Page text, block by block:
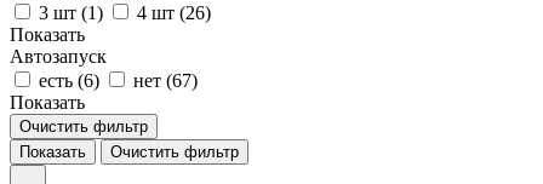
3 шт (1) 4 шт (26)
Показать
Автозапуск
есть (6) нет (67)
Показать
Очистить фильтр
Показать
Очистить фильтр